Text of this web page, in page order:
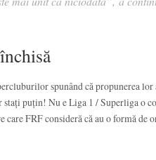
spunând că propunerea lor
puțin! Nu e Liga 1 / Superliga o
care FRF consideră că au o formă de